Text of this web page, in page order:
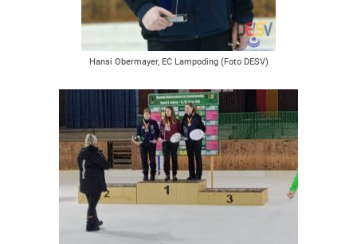
Hansi Obermayer, EC Lampoding (Foto DESV)